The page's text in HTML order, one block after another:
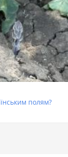
полям?